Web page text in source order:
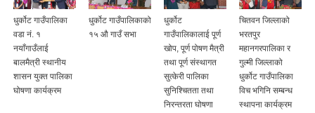
धुर्कोट गाउँपालिका
वडा नं. १
नयाँगाउँलाई
बालमैत्री स्थानीय
शासन युक्त पालिका
घोषणा कार्यक्रम
धुर्कोट गाउँपालिकाको
१५ औ गाउँ सभा
धुर्कोट
गाउँपालिकालाई पूर्ण
खोप, पूर्ण पोषण मैत्री
तथा पूर्ण संस्थागत
सुत्केरी पालिका
सुनिश्चितता तथा
निरन्तरता घोषणा
चितवन जिल्लाको
भरतपुर
महानगरपालिका र
गुल्मी जिल्लाको
धुर्कोट गाउँपालिका
विच भगिनि सम्बन्ध
स्थापना कार्यक्रम